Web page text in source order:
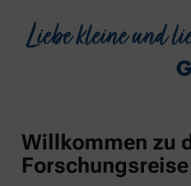
Willkommen zu